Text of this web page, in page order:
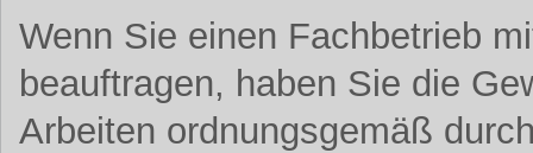
Wenn Sie einen Fachbetrieb
beauftragen, haben Sie die
Arbeiten ordnungsgemäß